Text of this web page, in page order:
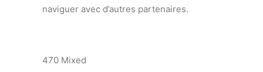
naviguer avec d’autres partenaires.
470 Mixed